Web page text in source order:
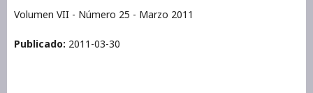
Volumen VII - Número 25 - Marzo 2011
Publicado: 2011-03-30